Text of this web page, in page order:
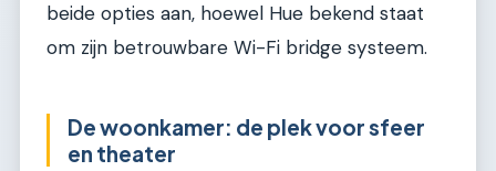
beide opties aan, hoewel Hue bekend staat
om zijn betrouwbare Wi-Fi bridge systeem.
De woonkamer: de plek voor sfeer
en theater